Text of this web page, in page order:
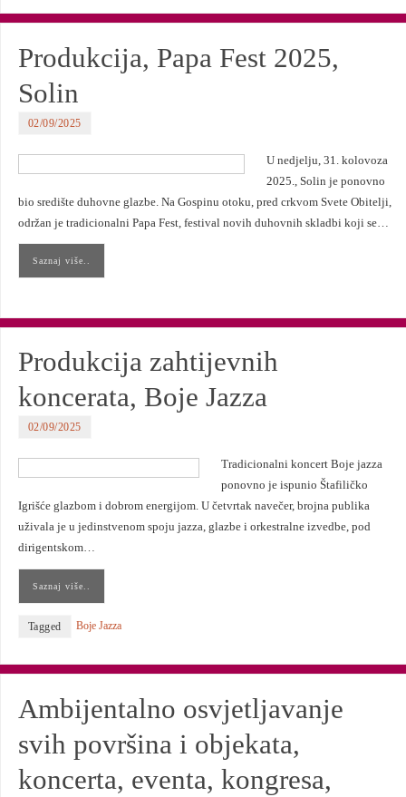
Produkcija, Papa Fest 2025,
Solin
02/09/2025
U nedjelju, 31. kolovoza
2025., Solin je ponovno
bio središte duhovne glazbe. Na Gospinu otoku, pred crkvom Svete Obitelji,
održan je tradicionalni Papa Fest, festival novih duhovnih skladbi koji se…
Saznaj više..
Produkcija zahtijevnih
koncerata, Boje Jazza
02/09/2025
Tradicionalni koncert Boje jazza
ponovno je ispunio Štafiličko
Igrišće glazbom i dobrom energijom. U četvrtak navečer, brojna publika
uživala je u jedinstvenom spoju jazza, glazbe i orkestralne izvedbe, pod
dirigentskom…
Saznaj više..
Tagged Boje Jazza
Ambijentalno osvjetljavanje
svih površina i objekata,
koncerta, eventa, kongresa,